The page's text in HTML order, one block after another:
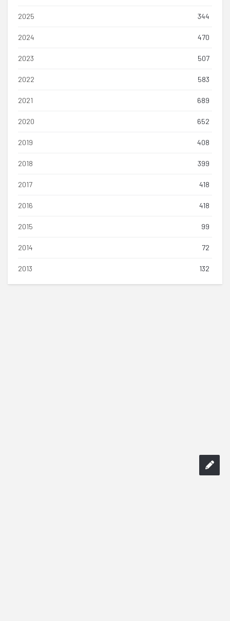
2025 344
2024 470
2023 507
2022 583
2021 689
2020 652
2019 408
2018 399
2017 418
2016 418
2015 99
2014 72
2013 132